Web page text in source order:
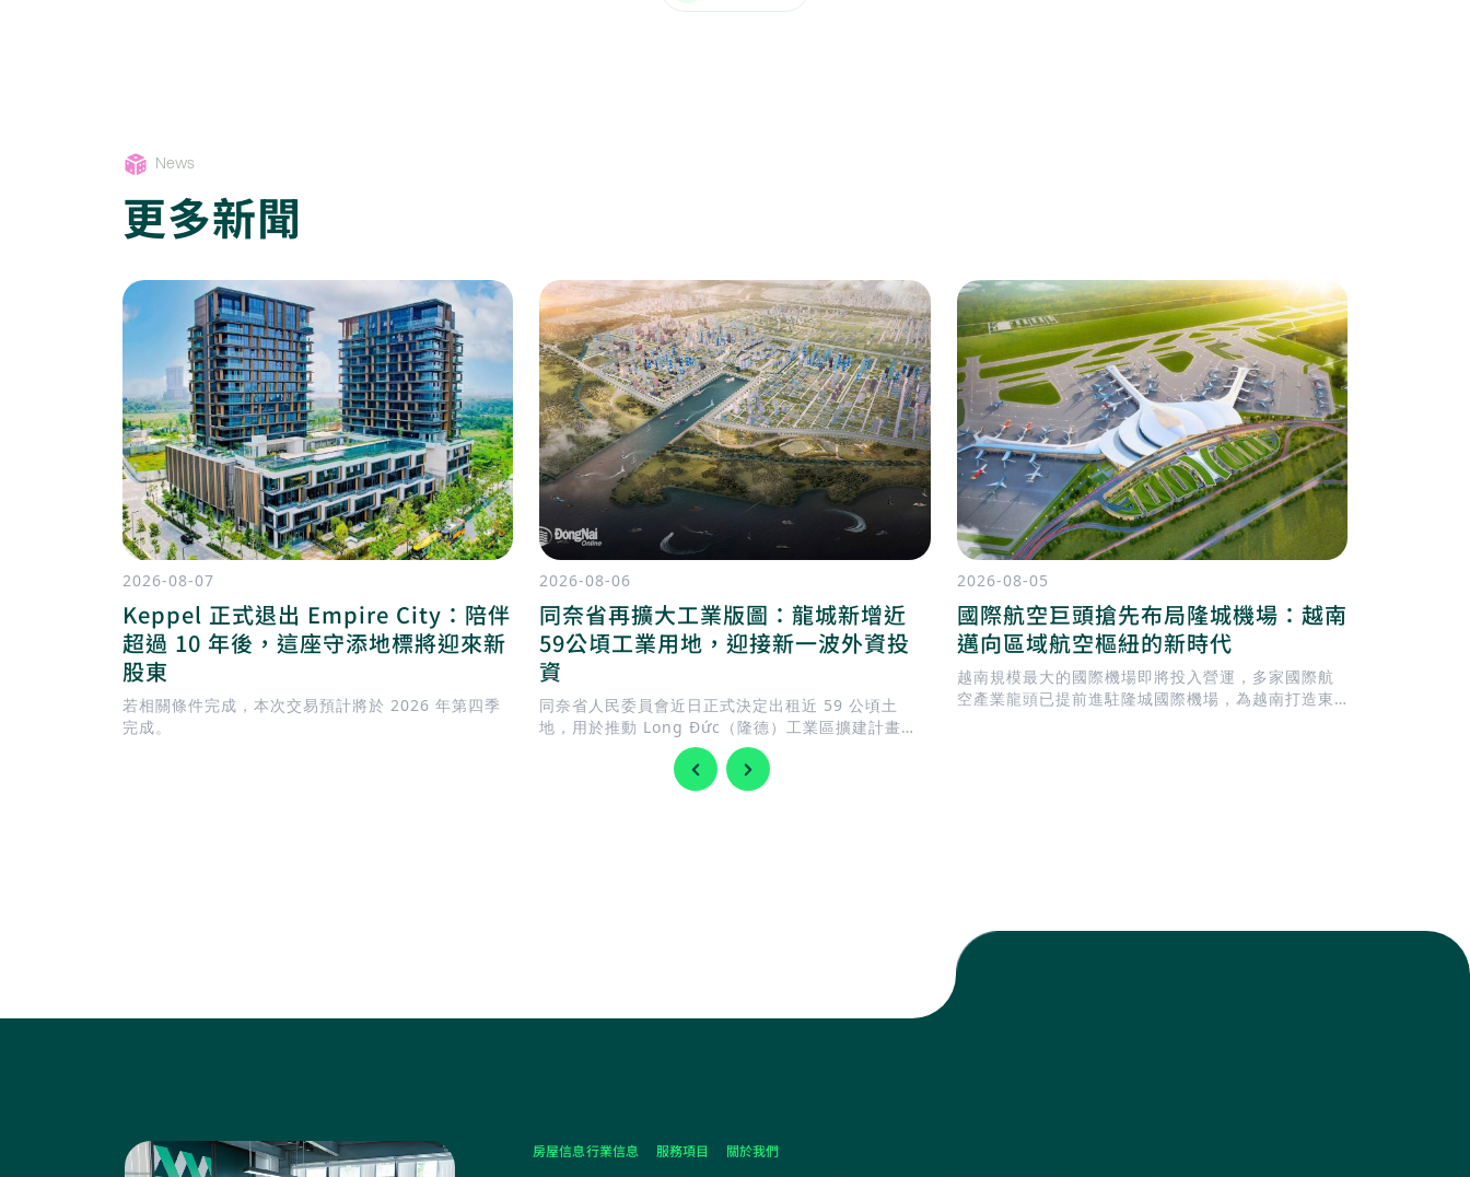
News
更多新聞
2026-08-07
Keppel 正式退出 Empire City：陪伴
超過 10 年後，這座守添地標將迎來新
股東
若相關條件完成，本次交易預計將於 2026 年第四季
完成。
2026-08-06
同奈省再擴大工業版圖：龍城新增近
59公頃工業用地，迎接新一波外資投
資
同奈省人民委員會近日正式決定出租近 59 公頃土
地，用於推動 Long Đức（隆德）工業區擴建計畫。
此舉正值地方政府加快完善基礎建設，迎接 隆城國際
機場 即將投入營運，同時持續擴充工業用地，以滿足
國內外企業日益增加的投資需求。
2026-08-05
國際航空巨頭搶先布局隆城機場：越南
邁向區域航空樞紐的新時代
越南規模最大的國際機場即將投入營運，多家國際航
空產業龍頭已提前進駐隆城國際機場，為越南打造東
房屋信息行業信息 服務項目 關於我們